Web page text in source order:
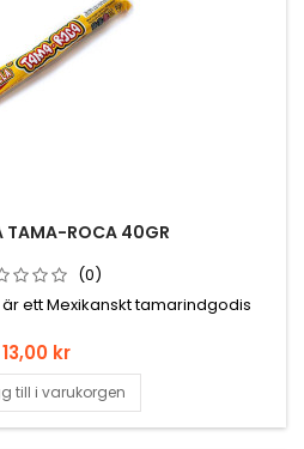
TAMA-ROCA 40GR
(0)
ett Mexikanskt tamarindgodis
Pris
13,00 kr
till i varukorgen